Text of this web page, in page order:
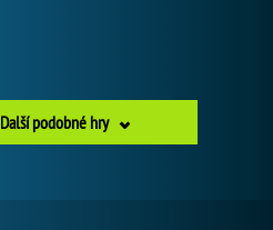
Další podobné hry